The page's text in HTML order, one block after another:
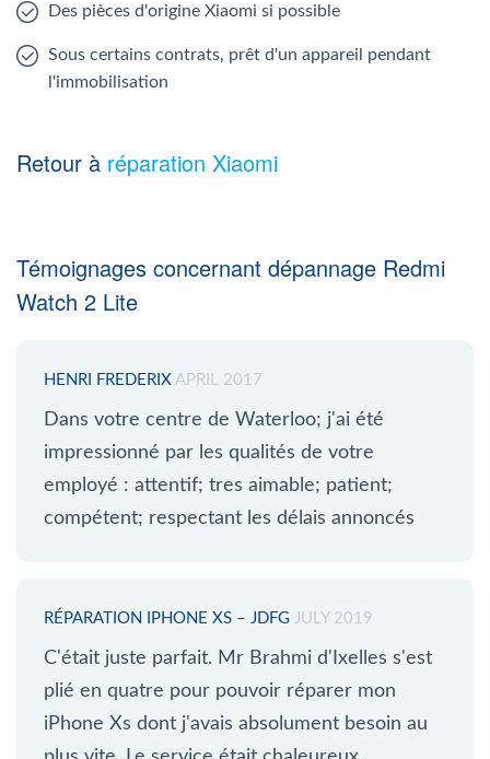
Des pièces d'origine Xiaomi si possible
Sous certains contrats, prêt d'un appareil pendant
l'immobilisation
Retour à réparation Xiaomi
Témoignages concernant dépannage Redmi
Watch 2 Lite
HENRI FREDERIX APRIL 2017
Dans votre centre de Waterloo; j'ai été
impressionné par les qualités de votre
employé : attentif; tres aimable; patient;
compétent; respectant les délais annoncés
RÉPARATION IPHONE XS – JDFG JULY 2019
C'était juste parfait. Mr Brahmi d'Ixelles s'est
plié en quatre pour pouvoir réparer mon
iPhone Xs dont j'avais absolument besoin au